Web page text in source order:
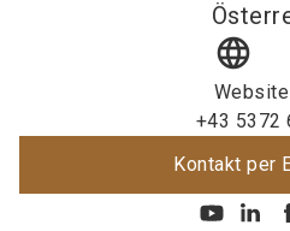
language
Website
+43 5372
Kontakt per